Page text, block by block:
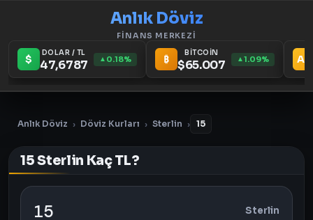
Anlık Döviz
FİNANS MERKEZİ
$
DOLAR / TL
47,6787 ▲ 0.18% ₿
BİTCOİN
$65.007 ▲1.09% Au
Anlık Döviz › Döviz Kurları › Sterlin › 15
15 Sterlin Kaç TL?
Sterlin